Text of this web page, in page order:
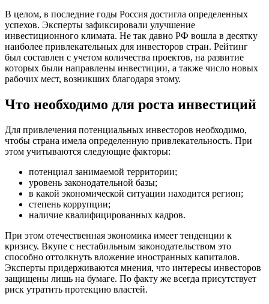
В целом, в последние годы Россия достигла определенных
успехов. Эксперты зафиксировали улучшение
инвестиционного климата. Не так давно РФ вошла в десятку
наиболее привлекательных для инвесторов стран. Рейтинг
был составлен с учетом количества проектов, на развитие
которых были направлены инвестиции, а также число новых
рабочих мест, возникших благодаря этому.
Что необходимо для роста инвестиций
Для привлечения потенциальных инвесторов необходимо,
чтобы страна имела определенную привлекательность. При
этом учитываются следующие факторы:
потенциал занимаемой территории;
уровень законодательной базы;
в какой экономической ситуации находится регион;
степень коррупции;
наличие квалифицированных кадров.
При этом отечественная экономика имеет тенденции к
кризису. Вкупе с нестабильным законодательством это
способно оттолкнуть вложение иностранных капиталов.
Эксперты придерживаются мнения, что интересы инвесторов
защищены лишь на бумаге. По факту же всегда присутствует
риск утратить протекцию властей.